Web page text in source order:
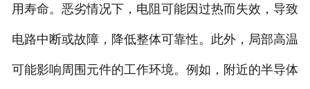
用寿命。恶劣情况下，电阻可能因过热而失效，导致
电路中断或故障，降低整体可靠性。此外，局部高温
可能影响周围元件的工作环境。例如，附近的半导体